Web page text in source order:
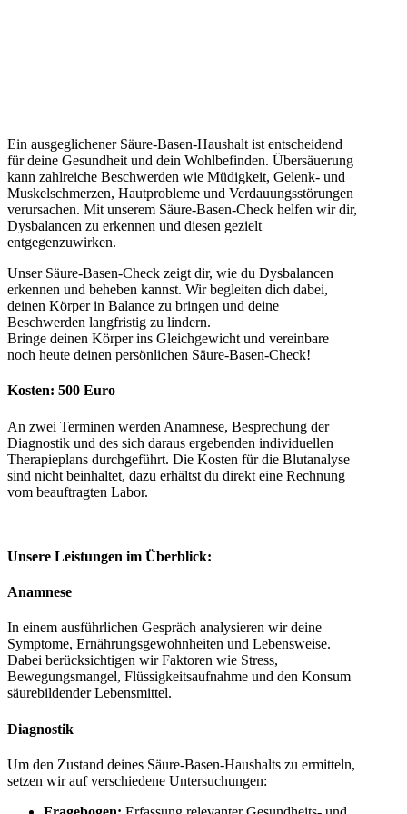
Ein ausgeglichener Säure-Basen-Haushalt ist entscheidend
für deine Gesundheit und dein Wohlbefinden. Übersäuerung
kann zahlreiche Beschwerden wie Müdigkeit, Gelenk- und
Muskelschmerzen, Hautprobleme und Verdauungsstörungen
verursachen. Mit unserem Säure-Basen-Check helfen wir dir,
Dysbalancen zu erkennen und diesen gezielt
entgegenzuwirken.
Unser Säure-Basen-Check zeigt dir, wie du Dysbalancen
erkennen und beheben kannst. Wir begleiten dich dabei,
deinen Körper in Balance zu bringen und deine
Beschwerden langfristig zu lindern.
Bringe deinen Körper ins Gleichgewicht und vereinbare
noch heute deinen persönlichen Säure-Basen-Check!
Kosten: 500 Euro
An zwei Terminen werden Anamnese, Besprechung der
Diagnostik und des sich daraus ergebenden individuellen
Therapieplans durchgeführt. Die Kosten für die Blutanalyse
sind nicht beinhaltet, dazu erhältst du direkt eine Rechnung
vom beauftragten Labor.
Unsere Leistungen im Überblick:
Anamnese
In einem ausführlichen Gespräch analysieren wir deine
Symptome, Ernährungsgewohnheiten und Lebensweise.
Dabei berücksichtigen wir Faktoren wie Stress,
Bewegungsmangel, Flüssigkeitsaufnahme und den Konsum
säurebildender Lebensmittel.
Diagnostik
Um den Zustand deines Säure-Basen-Haushalts zu ermitteln,
setzen wir auf verschiedene Untersuchungen: